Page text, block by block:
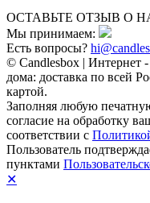
ОСТАВЬТЕ ОТЗЫВ О
Мы принимаем:
Есть вопросы?
© Candlesbox | Интернет
дома: доставка по всей
картой.
Заполняя любую
согласие на обработку
соответствии с
Пользователь
пунктами
✕